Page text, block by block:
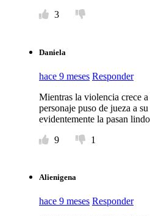
3
Daniela
hace 9 meses Responder
Mientras la violencia crece
personaje puso de jueza a
evidentemente la pasan
9
1
Alienigena
hace 9 meses Responder